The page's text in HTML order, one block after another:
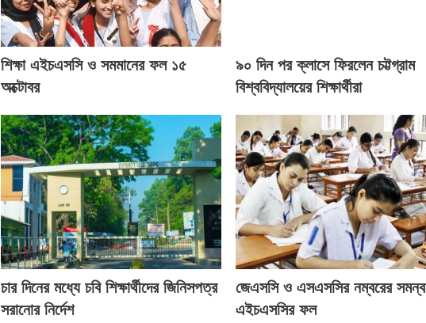
শিক্ষা এইচএসসি ও সমমানের ফল ১৫
অক্টোবর
৯০ দিন পর ক্লাসে ফিরলেন চট্টগ্রাম
বিশ্ববিদ্যালয়ের শিক্ষার্থীরা
চার দিনের মধ্যে চবি শিক্ষার্থীদের জিনিসপত্র
সরানোর নির্দেশ
জেএসসি ও এসএসসির নম্বরের
এইচএসসির ফল